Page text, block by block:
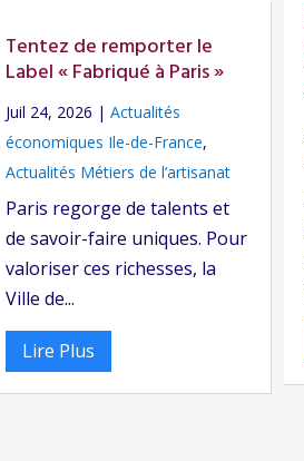
Tentez de remporter le
Label « Fabriqué à Paris »
Juil 24, 2026 |Actualités
économiques Ile-de-France,
Actualités Métiers de l’artisanat
Paris regorge de talents et
de savoir-faire uniques. Pour
valoriser ces richesses, la
Ville de...
Lire Plus